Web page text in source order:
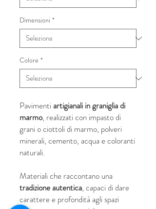
Dimensioni *
Colore *
Pavimentiartigianali in graniglia di
marmo, realizzati con impasto di
grani o ciottoli di marmo, polveri
minerali, cemento, acqua e coloranti
naturali.
Materiali che raccontano una
tradizione autentica, capaci di dare
carattere e profondità agli spazi